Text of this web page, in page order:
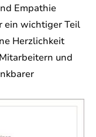
Empathie
ein wichtiger Teil
Herzlichkeit
und